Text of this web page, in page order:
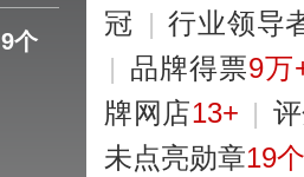
9个
冠 | 行业领导
| 品牌得票9万
牌网店13+ |
未点亮勋章19个